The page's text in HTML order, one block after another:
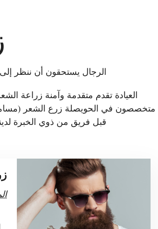
الرجال يستحقون أن ننظر
العيادة تقدم متقدمة وآمنة زراعة
متخصصون في الحويصلة زرع الشعر (مسامي
قبل فريق من ذوي الخبرة